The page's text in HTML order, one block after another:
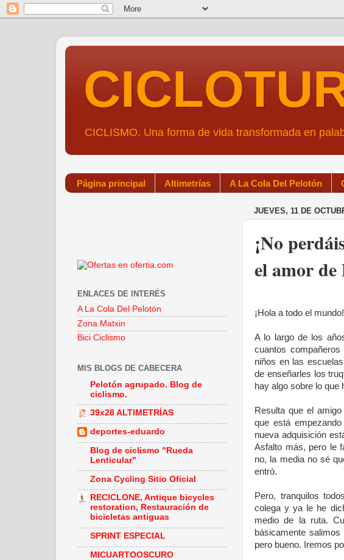
CICLISMO. Una forma de vida transformada en
Página principal Altimetrías A La Cola Del Pelotón
JUEVES, 11 DE
¡No
el amor de
¡Hola a todo el mundo!
A lo largo de los
cuantos
niños en las
de enseñarles los
hay algo sobre lo que
Resulta que el
que está
nueva adquisición
Asfalto más, pero le
no, la media no sé
entró.
Pero, tranquilos
colega y ya le he
medio de la ruta.
básicamente
pero bueno. Iremos
ENLACES DE INTERÉS
A La Cola Del Pelotón
Zona Matxin
Bici Ciclismo
MIS BLOGS DE CABECERA
Pelotón agrupado. Blog de
ciclismo.
39x28 ALTIMETRÍAS
deportes-eduardo
Blog de ciclismo "Rueda
Lenticular"
Zona Cycling Sitio Oficial
RECICLONE, Antique bicycles
restoration, Restauración de
bicicletas antiguas
SPRINT ESPECIAL
MICUARTOOSCURO